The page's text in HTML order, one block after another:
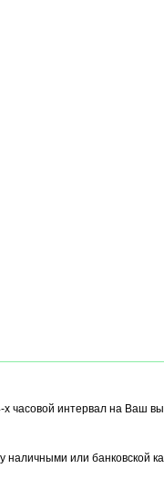
х часовой интервал на Ваш
наличными или банковской